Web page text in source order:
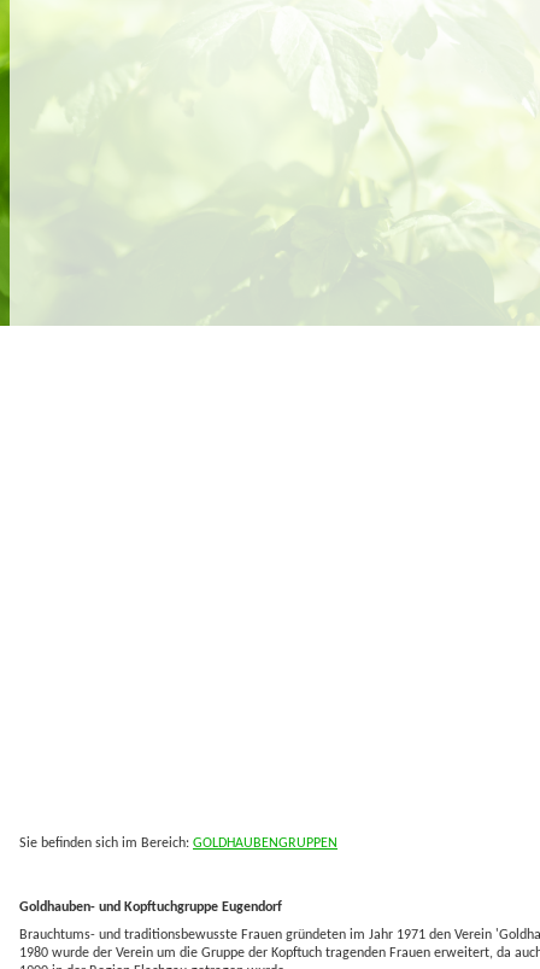
Sie befinden sich im Bereich: GOLDHAUBENGRUPPEN
Goldhauben- und Kopftuchgruppe Eugendorf
Brauchtums- und traditionsbewusste Frauen gründeten im Jahr 1971 den Verein
1980 wurde der Verein um die Gruppe der Kopftuch tragenden Frauen erweitert, da